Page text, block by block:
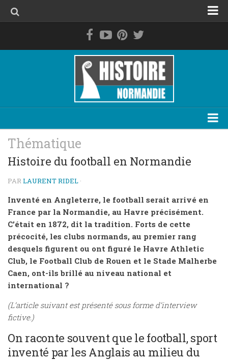
La Normandie avant les Normands
Le duché de Normandie
La Normandie de 1469 à 1789
La Normandie contemporaine
Personnage
Evénement
Lieu
Thématique
Plan du site
Thématique
Histoire du football en Normandie
PARLAURENT RIDEL ·
Inventé en Angleterre, le football serait arrivé en
France par la Normandie, au Havre précisément.
C’était en 1872, dit la tradition. Forts de cette
précocité, les clubs normands, au premier rang
desquels figurent ou ont figuré le Havre Athletic
Club, le Football Club de Rouen et le Stade Malherbe
Caen, ont-ils brillé au niveau national et
international ?
(L’article suivant est présenté sous forme d’interview
fictive.)
On raconte souvent que le football, sport
inventé par les Anglais au milieu du